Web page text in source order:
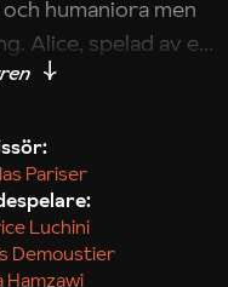
humaniora men
Alice, spelad av en
in i lokalpolitikens
och med fraser
navigerar hon
siktet snart skiftar
Pariser
Luchini
Demoustier
Hamzawi